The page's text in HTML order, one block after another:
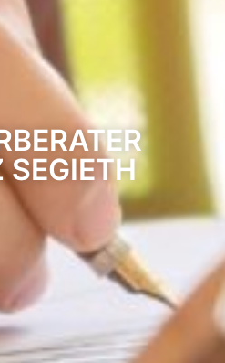
SEGIETH